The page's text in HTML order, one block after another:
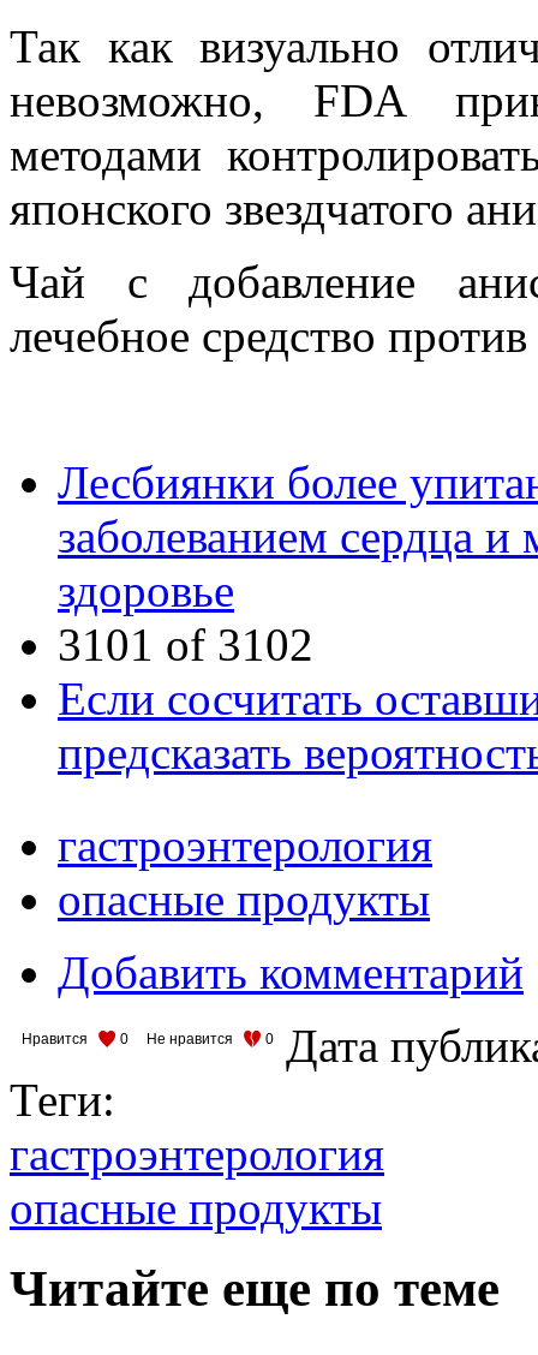
Так как визуально
невозможно, FDA
методами
японского звездчатого
Чай с добавление
лечебное средство
Лесбиянки более
заболеванием сердца и
здоровье
3101 of 3102
Если сосчитать
предсказать
гастроэнтерология
опасные продукты
Добавить комментарий
Нравится 0 Не нравится 0
Дата
Теги:
гастроэнтерология
опасные продукты
Читайте еще по теме